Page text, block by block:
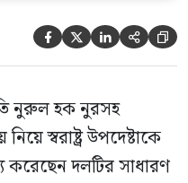
    
নুরুল হক নুরসহ
স্বরাষ্ট্র উপদেষ্টাকে
করেছেন দলটির সাধারণ